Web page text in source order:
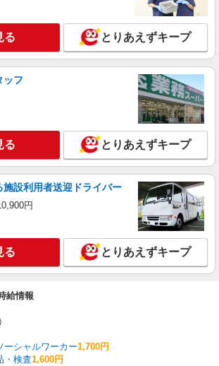
る とりあえずキープ
ッフ
る とりあえずキープ
施設利用者送迎ドライバー
円
る とりあえずキープ
給情報
ーシャルワーカー1,700円
・検査1,600円